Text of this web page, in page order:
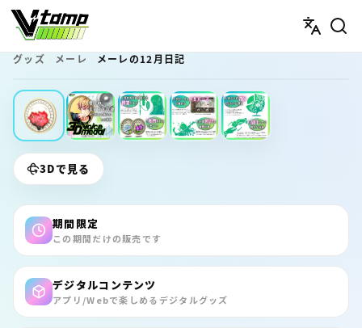
V-tamp（ブイタンプ）
グッズ メーレ メーレの12月日記
期間限定
3Dで見る
期間限定
この期間だけの販売です
デジタルコンテンツ
アプリ/Webで楽しめるデジタルグッズ